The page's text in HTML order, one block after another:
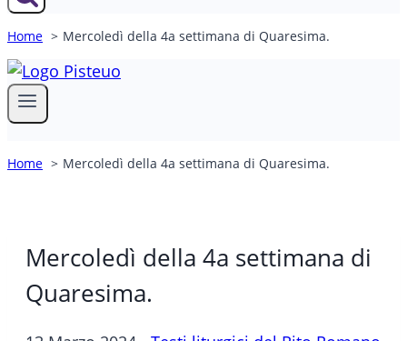
Home Mercoledì della 4a settimana di Quaresima.
Home Mercoledì della 4a settimana di Quaresima.
Mercoledì della 4a settimana di
Quaresima.